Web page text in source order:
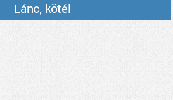
Lánc, kötél